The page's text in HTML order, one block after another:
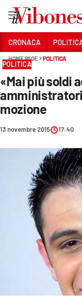
Sezioni
CRONACA
POLITICA
SOCIETÀ
CULTURA
ECONOMIA E LAVORO
EVENTI
LAC TV
CRONACA
HOME PAGE POLITICA
POLITICA
«Mai più soldi
mozione
13 novembre 2015 17:40